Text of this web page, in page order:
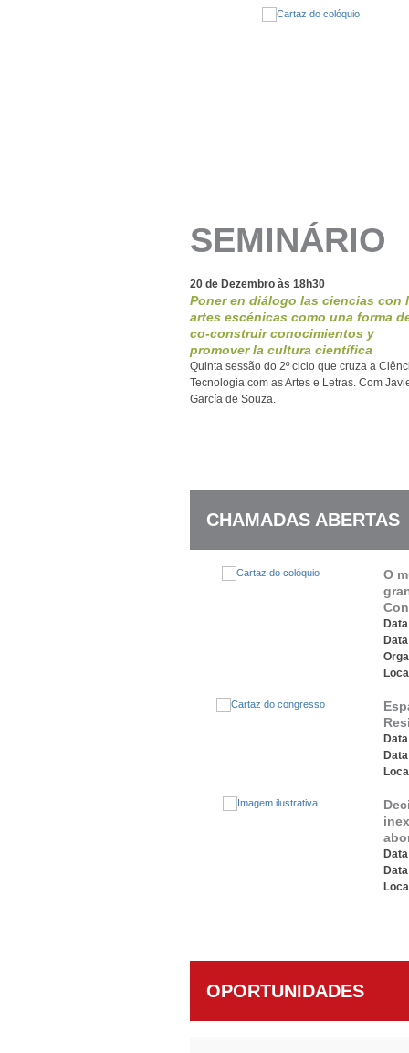
SEMINÁRIO
20 de Dezembro às 18h30
Poner en diálogo las ciencias con
artes escénicas como una forma
co-construir conocimientos y
promover la cultura científica
Quinta sessão do 2º ciclo que cruza a
Tecnologia com as Artes e Letras. Com
García de Souza.
CHAMADAS ABERTAS
O
OPORTUNIDADES